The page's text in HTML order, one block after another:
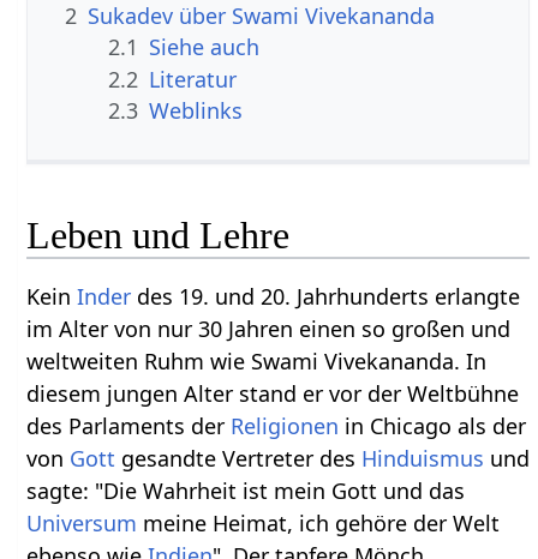
2 Sukadev über Swami Vivekananda
2.1 Siehe auch
2.2 Literatur
2.3 Weblinks
Leben und Lehre
KeinInder des 19. und 20. Jahrhunderts erlangte
im Alter von nur 30 Jahren einen so großen und
weltweiten Ruhm wie Swami Vivekananda. In
diesem jungen Alter stand er vor der Weltbühne
des Parlaments der Religionen in Chicago als der
von Gott gesandte Vertreter des Hinduismus und
sagte: "Die Wahrheit ist mein Gott und das
Universum meine Heimat, ich gehöre der Welt